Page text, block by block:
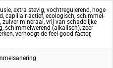
extra stevig, vochtregulerend, hoge
capillair-actief, ecologisch, schimmel-
zuiver mineraal, vrij van schadelijke
schimmelwerend (alkalisch), zeer
verhoogt de feel-good factor,